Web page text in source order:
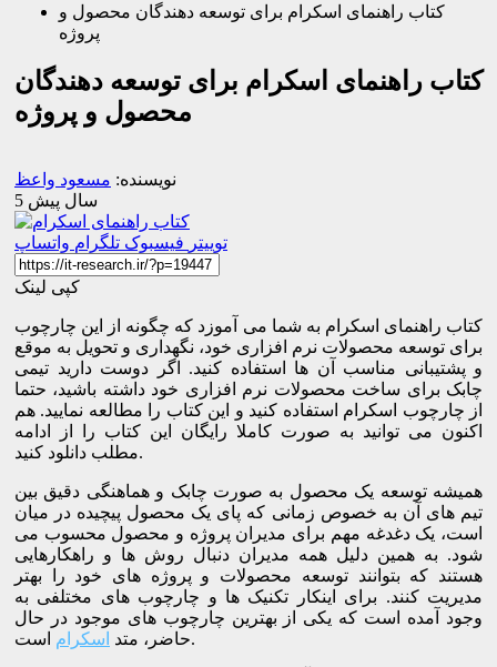
کتاب راهنمای اسکرام برای توسعه دهندگان محصول و
پروژه
کتاب راهنمای اسکرام برای توسعه دهندگان
محصول و پروژه
نویسنده: مسعود واعظ
5 سال پیش
توییتر فیسبوک تلگرام واتساپ
کپی لینک
کتاب راهنمای اسکرام به شما می آموزد که چگونه از این چارچوب
برای توسعه محصولات نرم افزاری خود، نگهداری و تحویل به موقع
و پشتیبانی مناسب آن ها استفاده کنید. اگر دوست دارید تیمی
چابک برای ساخت محصولات نرم افزاری خود داشته باشید، حتما
از چارچوب اسکرام استفاده کنید و این کتاب را مطالعه نمایید. هم
اکنون می توانید به صورت کاملا رایگان این کتاب را از ادامه
مطلب دانلود کنید.
همیشه توسعه یک محصول به صورت چابک و هماهنگی دقیق بین
تیم های آن به خصوص زمانی که پای یک محصول پیچیده در میان
است، یک دغدغه مهم برای مدیران پروژه و محصول محسوب می
شود. به همین دلیل همه مدیران دنبال روش ها و راهکارهایی
هستند که بتوانند توسعه محصولات و پروژه های خود را بهتر
مدیریت کنند. برای اینکار تکنیک ها و چارچوب های مختلفی به
وجود آمده است که یکی از بهترین چارچوب های موجود در حال
حاضر، متد اسکرام است.